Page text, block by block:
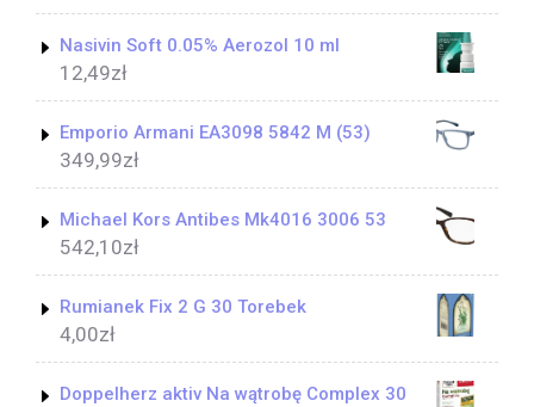
Nasivin Soft 0.05% Aerozol 10 ml
12,49zł
Emporio Armani EA3098 5842 M (53)
349,99zł
Michael Kors Antibes Mk4016 3006 53
542,10zł
Rumianek Fix 2 G 30 Torebek
4,00zł
Doppelherz aktiv Na wątrobę Complex 30